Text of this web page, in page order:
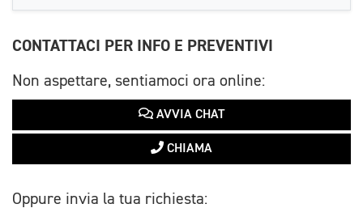
CONTATTACI PER INFO E PREVENTIVI
Non aspettare, sentiamoci ora online:
AVVIA CHAT
CHIAMA
Oppure invia la tua richiesta: